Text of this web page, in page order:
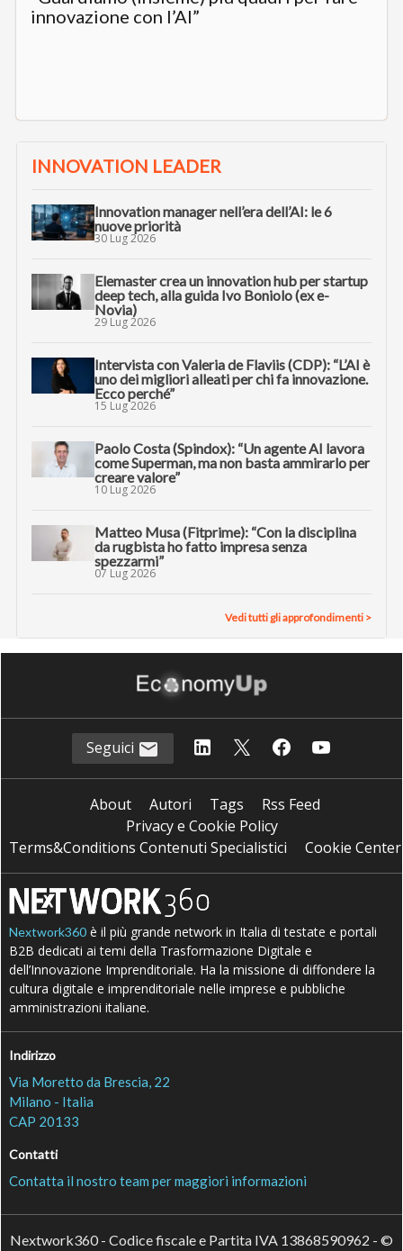
innovazione con l’AI”
INNOVATION LEADER
Innovation manager nell’era dell’AI: le 6
nuove priorità
30 Lug 2026
Elemaster crea un innovation hub per startup
deep tech, alla guida Ivo Boniolo (ex e-
Novia)
29 Lug 2026
Intervista con Valeria de Flaviis (CDP): “L’AI è
uno dei migliori alleati per chi fa innovazione.
Ecco perché”
15 Lug 2026
Paolo Costa (Spindox): “Un agente AI lavora
come Superman, ma non basta ammirarlo per
creare valore”
10 Lug 2026
Matteo Musa (Fitprime): “Con la disciplina
da rugbista ho fatto impresa senza
spezzarmi”
07 Lug 2026
Vedi tutti gli approfondimenti >
Seguici
About Autori Tags
Rss Feed
Privacy e Cookie Policy
Terms&Conditions Contenuti Specialistici
Cookie Center
Nextwork360 è il più grande network in Italia di testate e portali
B2B dedicati ai temi della Trasformazione Digitale e
dell’Innovazione Imprenditoriale. Ha la missione di diffondere la
cultura digitale e imprenditoriale nelle imprese e pubbliche
amministrazioni italiane.
Indirizzo
Via Moretto da Brescia, 22
Milano - Italia
CAP 20133
Contatti
Contatta il nostro team per maggiori informazioni
Nextwork360 - Codice fiscale e Partita IVA 13868590962 - ©